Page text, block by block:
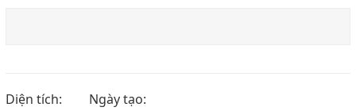
Diện tích: Ngày tạo: